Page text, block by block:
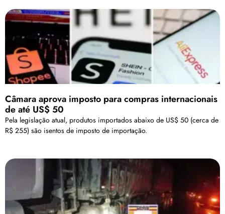
Câmara aprova imposto para compras internacionais
de até US$ 50
Pela legislação atual, produtos importados abaixo de US$ 50 (cerca de
R$ 255) são isentos de imposto de importação.